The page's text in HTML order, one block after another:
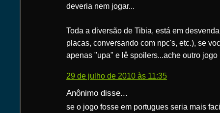
deveria nem jogar...
Toda a diversão de Tibia, está em
placas, conversando com npc's, etc.), se
apenas "upa" e lê spoilers...ache outro jogo
29 de julho de 2010 às 11:35
Anônimo disse...
se o jogo fosse em portugues seria mais